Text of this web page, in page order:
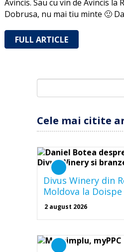
Avincis. Sau cu vin de Avincis la
Dobrusa, nu mai tiu minte 🙂
FULL ARTICLE
Cele mai citite
Divus Winery din
Moldova la
2 august 2026